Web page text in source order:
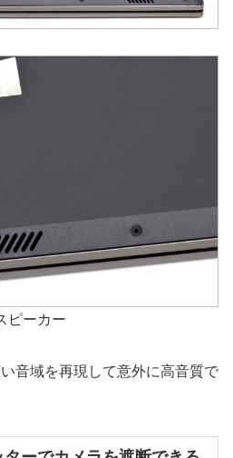
ピーカー
音域を再現して意外に高音質で